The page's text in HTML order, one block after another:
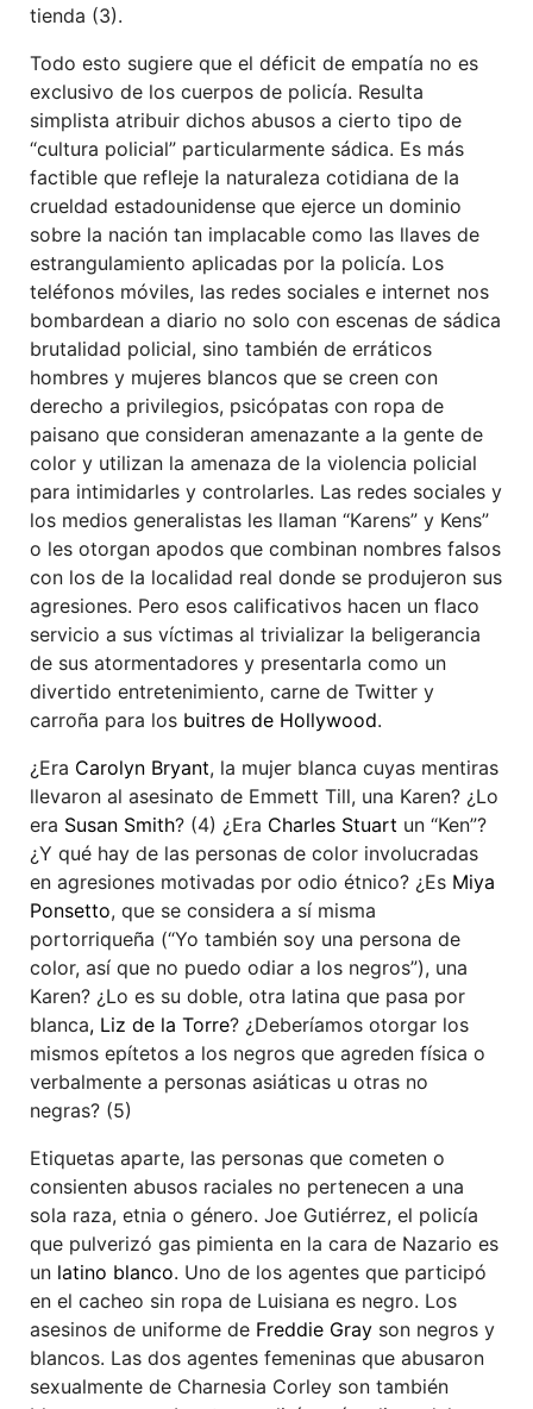
tienda (3).
Todo esto sugiere que el déficit de empatía no es
exclusivo de los cuerpos de policía. Resulta
simplista atribuir dichos abusos a cierto tipo de
“cultura policial” particularmente sádica. Es más
factible que refleje la naturaleza cotidiana de la
crueldad estadounidense que ejerce un dominio
sobre la nación tan implacable como las llaves de
estrangulamiento aplicadas por la policía. Los
teléfonos móviles, las redes sociales e internet nos
bombardean a diario no solo con escenas de sádica
brutalidad policial, sino también de erráticos
hombres y mujeres blancos que se creen con
derecho a privilegios, psicópatas con ropa de
paisano que consideran amenazante a la gente de
color y utilizan la amenaza de la violencia policial
para intimidarles y controlarles. Las redes sociales y
los medios generalistas les llaman “Karens” y Kens”
o les otorgan apodos que combinan nombres falsos
con los de la localidad real donde se produjeron sus
agresiones. Pero esos calificativos hacen un flaco
servicio a sus víctimas al trivializar la beligerancia
de sus atormentadores y presentarla como un
divertido entretenimiento, carne de Twitter y
carroña para los buitres de Hollywood.
¿Era Carolyn Bryant, la mujer blanca cuyas mentiras
llevaron al asesinato de Emmett Till, una Karen? ¿Lo
era Susan Smith? (4) ¿Era Charles Stuart un “Ken”?
¿Y qué hay de las personas de color involucradas
en agresiones motivadas por odio étnico? ¿Es Miya
Ponsetto, que se considera a sí misma
portorriqueña (“Yo también soy una persona de
color, así que no puedo odiar a los negros”), una
Karen? ¿Lo es su doble, otra latina que pasa por
blanca, Liz de la Torre? ¿Deberíamos otorgar los
mismos epítetos a los negros que agreden física o
verbalmente a personas asiáticas u otras no
negras? (5)
Etiquetas aparte, las personas que cometen o
consienten abusos raciales no pertenecen a una
sola raza, etnia o género. Joe Gutiérrez, el policía
que pulverizó gas pimienta en la cara de Nazario es
un latino blanco. Uno de los agentes que participó
en el cacheo sin ropa de Luisiana es negro. Los
asesinos de uniforme de Freddie Gray son negros y
blancos. Las dos agentes femeninas que abusaron
sexualmente de Charnesia Corley son también